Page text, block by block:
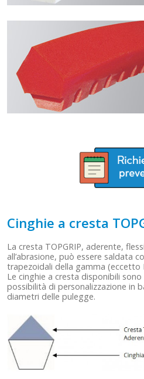
Cinghie a cresta
La cresta TOPGRIP, aderente,
all’abrasione, può essere saldata
trapezoidali della gamma (eccetto
Le cinghie a cresta disponibili
possibilità di personalizzazione in
diametri delle pulegge.